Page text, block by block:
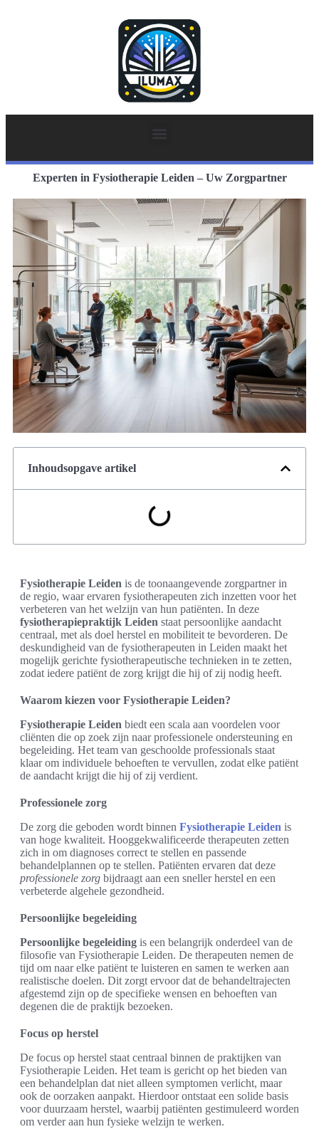
Experten in Fysiotherapie Leiden – Uw Zorgpartner
Inhoudsopgave artikel
Fysiotherapie Leiden is de toonaangevende zorgpartner in
de regio, waar ervaren fysiotherapeuten zich inzetten voor het
verbeteren van het welzijn van hun patiënten. In deze
fysiotherapiepraktijk Leiden staat persoonlijke aandacht
centraal, met als doel herstel en mobiliteit te bevorderen. De
deskundigheid van de fysiotherapeuten in Leiden maakt het
mogelijk gerichte fysiotherapeutische technieken in te zetten,
zodat iedere patiënt de zorg krijgt die hij of zij nodig heeft.
Waarom kiezen voor Fysiotherapie Leiden?
Fysiotherapie Leiden biedt een scala aan voordelen voor
cliënten die op zoek zijn naar professionele ondersteuning en
begeleiding. Het team van geschoolde professionals staat
klaar om individuele behoeften te vervullen, zodat elke patiënt
de aandacht krijgt die hij of zij verdient.
Professionele zorg
De zorg die geboden wordt binnen Fysiotherapie Leiden is
van hoge kwaliteit. Hooggekwalificeerde therapeuten zetten
zich in om diagnoses correct te stellen en passende
behandelplannen op te stellen. Patiënten ervaren dat deze
professionele zorg bijdraagt aan een sneller herstel en een
verbeterde algehele gezondheid.
Persoonlijke begeleiding
Persoonlijke begeleiding is een belangrijk onderdeel van de
filosofie van Fysiotherapie Leiden. De therapeuten nemen de
tijd om naar elke patiënt te luisteren en samen te werken aan
realistische doelen. Dit zorgt ervoor dat de behandeltrajecten
afgestemd zijn op de specifieke wensen en behoeften van
degenen die de praktijk bezoeken.
Focus op herstel
De focus op herstel staat centraal binnen de praktijken van
Fysiotherapie Leiden. Het team is gericht op het bieden van
een behandelplan dat niet alleen symptomen verlicht, maar
ook de oorzaken aanpakt. Hierdoor ontstaat een solide basis
voor duurzaam herstel, waarbij patiënten gestimuleerd worden
om verder aan hun fysieke welzijn te werken.